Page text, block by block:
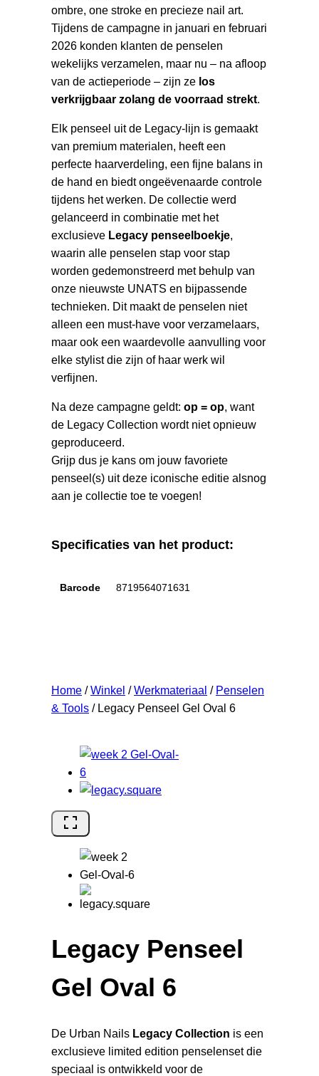
ombre, one stroke en precieze nail art.
Tijdens de campagne in januari en februari
2026 konden klanten de penselen
wekelijks verzamelen, maar nu – na afloop
van de actieperiode – zijn ze los
verkrijgbaar zolang de voorraad strekt.
Elk penseel uit de Legacy-lijn is gemaakt
van premium materialen, heeft een
perfecte haarverdeling, een fijne balans in
de hand en biedt ongeëvenaarde controle
tijdens het werken. De collectie werd
gelanceerd in combinatie met het
exclusieve Legacy penseelboekje,
waarin alle penselen stap voor stap
worden gedemonstreerd met behulp van
onze nieuwste UNATS en bijpassende
technieken. Dit maakt de penselen niet
alleen een must-have voor verzamelaars,
maar ook een waardevolle aanvulling voor
elke stylist die zijn of haar werk wil
verfijnen.
Na deze campagne geldt: op = op, want
de Legacy Collection wordt niet opnieuw
geproduceerd.
Grijp dus je kans om jouw favoriete
penseel(s) uit deze iconische editie alsnog
aan je collectie toe te voegen!
Specificaties van het product:
Barcode 8719564071631
Home / Winkel / Werkmateriaal / Penselen
& Tools / Legacy Penseel Gel Oval 6
Legacy Penseel
Gel Oval 6
De Urban Nails Legacy Collection is een
exclusieve limited edition penselenset die
speciaal is ontwikkeld voor de